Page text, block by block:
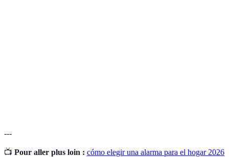
---
📺 Pour aller plus loin : cómo elegir una alarma para el hogar 2026